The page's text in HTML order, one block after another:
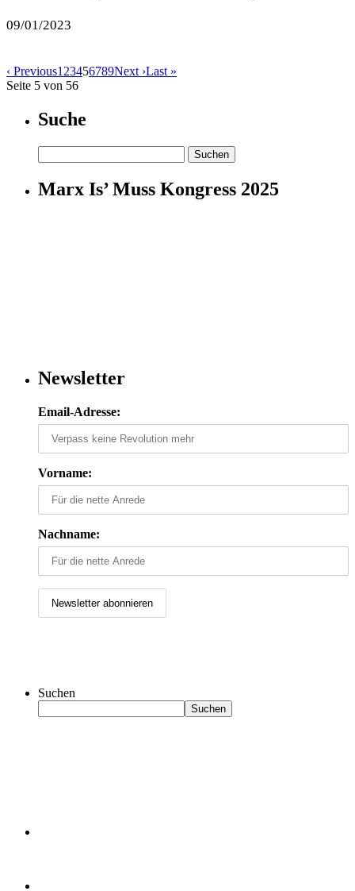
09/01/2023
‹ Previous1 23456789Next ›Last »
Seite 5 von 56
Suche
nach:
Marx Is’ Muss Kongress 2025
Newsletter
Email-Adresse:
Vorname:
Nachname:
Suchen
Suchen